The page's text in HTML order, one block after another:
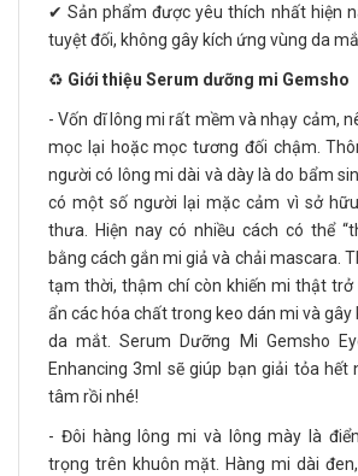
✔ Sản phẩm được yêu thích nhất hiện
tuyệt đối, không gây kích ứng vùng da
♻️ Giới thiệu Serum dưỡng mi Gemsho
- Vốn dĩ lông mi rất mềm và nhạy cảm,
mọc lại hoặc mọc tương đối chậm.
người có lông mi dài và dày là do bẩm
có một số người lại mặc cảm vì sở
thưa. Hiện nay có nhiều cách có thể
bằng cách gắn mi giả và chải mascara.
tạm thời, thậm chí còn khiến mi thật trở
ẩn các hóa chất trong keo dán mi và gây
da mắt. Serum Dưỡng Mi Gemsho
Enhancing 3ml sẽ giúp bạn giải tỏa hết
tâm rồi nhé!
- Đôi hàng lông mi và lông mày là
trọng trên khuôn mặt. Hàng mi dài